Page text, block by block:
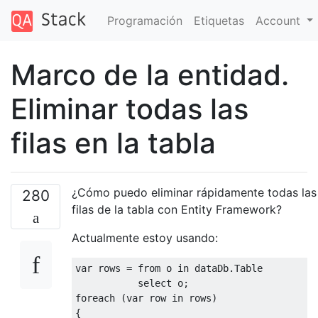
Programación Etiquetas Account
Marco de la entidad.
Eliminar todas las
filas en la tabla
280
¿Cómo puedo eliminar rápidamente todas las
filas de la tabla con Entity Framework?
Actualmente estoy usando:
var rows = from o in dataDb.Table
select o;
foreach
(var row in rows)
{